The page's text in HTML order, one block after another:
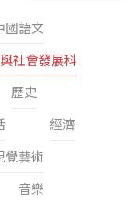
國語文
社會發展科
歷史
經濟
覺藝術
音樂